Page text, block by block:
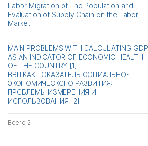
Labor Migration of The Population and
Evaluation of Supply Chain on the Labor
Market
MAIN PROBLEMS WITH CALCULATING GDP
AS AN INDICATOR OF ECONOMIC HEALTH
OF THE COUNTRY [1]
ВВП КАК ПОКАЗАТЕЛЬ СОЦИАЛЬНО-
ЭКОНОМИЧЕСКОГО РАЗВИТИЯ:
ПРОБЛЕМЫ ИЗМЕРЕНИЯ И
ИСПОЛЬЗОВАНИЯ [2]
Всего 2